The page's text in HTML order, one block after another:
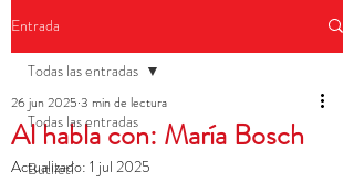
Entrada
Todas las entradas
Butlletí
Todas las entradas
Al habla con: María Bosch
26 jun 2025 3 min de lectura
Actualizado: 1 jul 2025